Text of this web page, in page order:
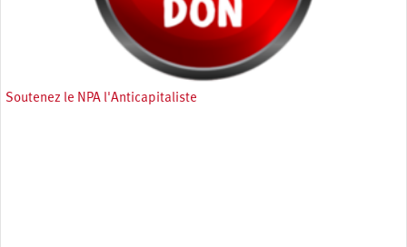
Soutenez le NPA l'Anticapitaliste